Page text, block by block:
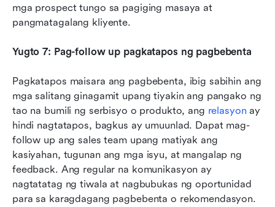
mga prospect tungo sa pagiging masaya at
pangmatagalang kliyente.
Yugto 7: Pag-follow up pagkatapos ng pagbebenta
Pagkatapos maisara ang pagbebenta, ibig sabihin ang
mga salitang ginagamit upang tiyakin ang pangako ng
tao na bumili ng serbisyo o produkto, ang relasyon ay
hindi nagtatapos, bagkus ay umuunlad. Dapat mag-
follow up ang sales team upang matiyak ang
kasiyahan, tugunan ang mga isyu, at mangalap ng
feedback. Ang regular na komunikasyon ay
nagtatatag ng tiwala at nagbubukas ng oportunidad
para sa karagdagang pagbebenta o rekomendasyon.